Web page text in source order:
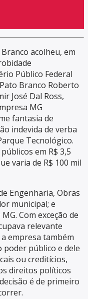
Branco acolheu, em
Público Federal
Branco Roberto
José Dal Ross,
MG
fantasia de
indevida de verba
Tecnológico.
em R$ 3,5
varia de R$ 100 mil
Engenharia, Obras
municipal; e
Com exceção de
relevante
empresa também
público e dele
ou creditícios,
direitos políticos
é de primeiro